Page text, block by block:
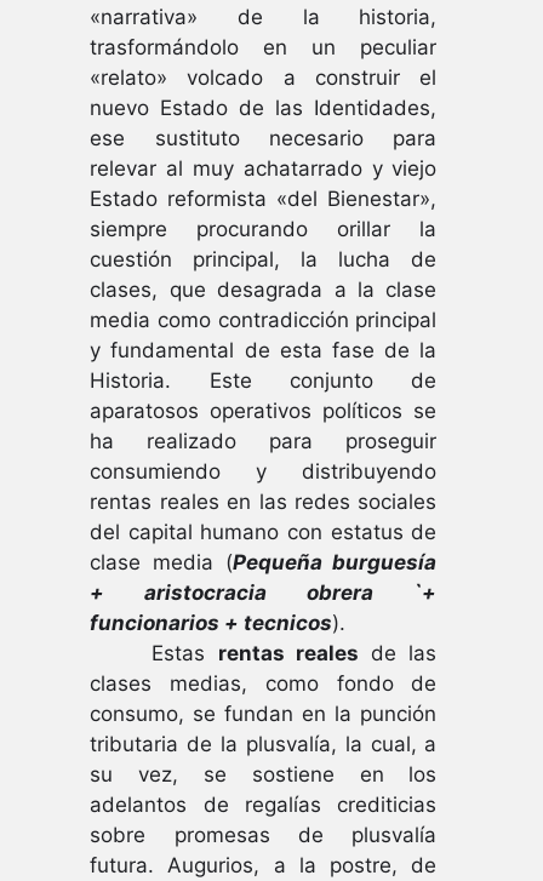
«narrativa» de la historia,
trasformándolo en un peculiar
«relato» volcado a construir el
nuevo Estado de las Identidades,
ese sustituto necesario para
relevar al muy achatarrado y viejo
Estado reformista «del Bienestar»,
siempre procurando orillar la
cuestión principal, la lucha de
clases, que desagrada a la clase
media como contradicción principal
y fundamental de esta fase de la
Historia. Este conjunto de
aparatosos operativos políticos se
ha realizado para proseguir
consumiendo y distribuyendo
rentas reales en las redes sociales
del capital humano con estatus de
clase media (Pequeña burguesía
+ aristocracia obrera `+
funcionarios + tecnicos).
Estas rentas reales de las
clases medias, como fondo de
consumo, se fundan en la punción
tributaria de la plusvalía, la cual, a
su vez, se sostiene en los
adelantos de regalías crediticias
sobre promesas de plusvalía
futura. Augurios, a la postre, de